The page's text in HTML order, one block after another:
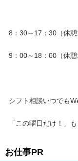
8：30～17：30（休憩
9：00～18：00（休
シフト相談いつでも
「この曜日だけ！」
お仕事PR